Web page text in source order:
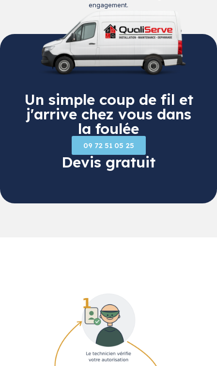
engagement.
Un simple coup de fil et
j'arrive chez vous dans
la foulée
09 72 51 05 25
Devis gratuit